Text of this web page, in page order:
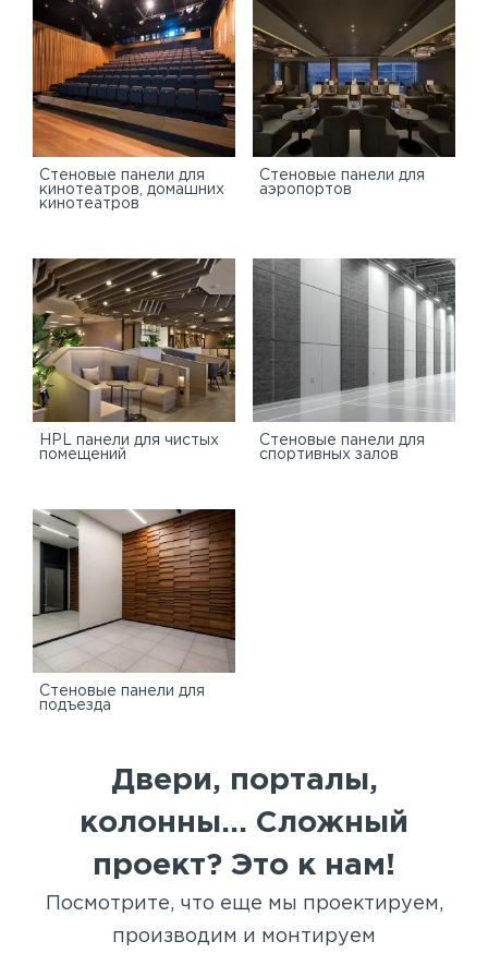
Стеновые панели для
кинотеатров, домашних
кинотеатров
Стеновые панели для
аэропортов
HPL панели для чистых
помещений
Стеновые панели для
спортивных залов
Стеновые панели для
подъезда
Двери, порталы,
колонны... Сложный
проект? Это к нам!
Посмотрите, что еще мы проектируем,
производим и монтируем